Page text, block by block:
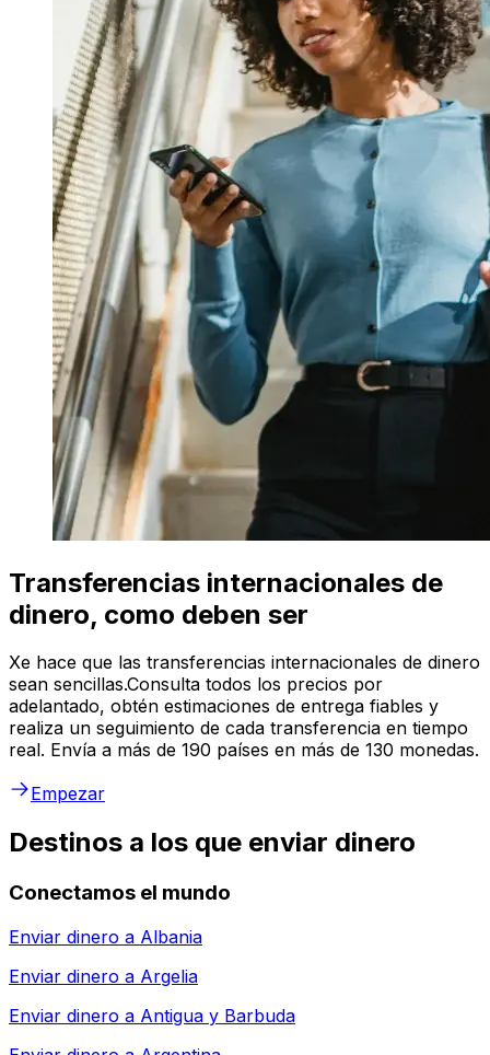
Transferencias internacionales de
dinero, como deben ser
Xe hace que las transferencias internacionales de dinero
sean sencillas.Consulta todos los precios por
adelantado, obtén estimaciones de entrega fiables y
realiza un seguimiento de cada transferencia en tiempo
real. Envía a más de 190 países en más de 130 monedas.
Empezar
Destinos a los que enviar dinero
Conectamos el mundo
Enviar dinero a Albania
Enviar dinero a Argelia
Enviar dinero a Antigua y Barbuda